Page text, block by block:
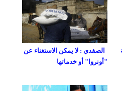
الصفدي : لا يمكن الاستغناء عن
"أونروا" أو خدماتها